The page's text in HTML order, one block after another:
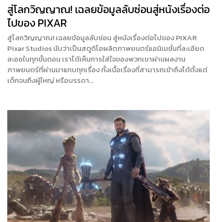
สู่โลกวิญญาณ! เฉลยข้อมูลลับซ่อนสู่หนังเรื่องต่อ
ไปของ PIXAR
สู่โลกวิญญาณ! เฉลยข้อมูลลับซ่อน สู่หนังเรื่องต่อไปของ PIXAR
Pixar Studios นับว่าเป็นสตูดิโอผลิตภาพยนตร์แอนิเมชั่นที่ละเอียด
ละออในทุกขั้นตอน เราได้เห็นการใส่ใจของพวกเขาผ่านผลงาน
ภาพยนตร์ที่ผ่านมาแทบทุกเรื่อง ทั้งเนื้อเรื่องที่สามารถเข้าถึงได้ตั้งแต่
เด็กจนถึงผู้ใหญ่ หรือบรรดา…